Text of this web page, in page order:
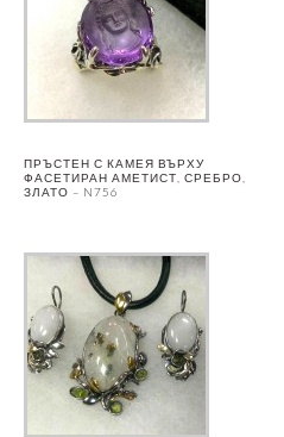
ПРЪСТЕН С КАМЕЯ ВЪРХУ
ФАСЕТИРАН АМЕТИСТ, СРЕБРО,
ЗЛАТО – N756